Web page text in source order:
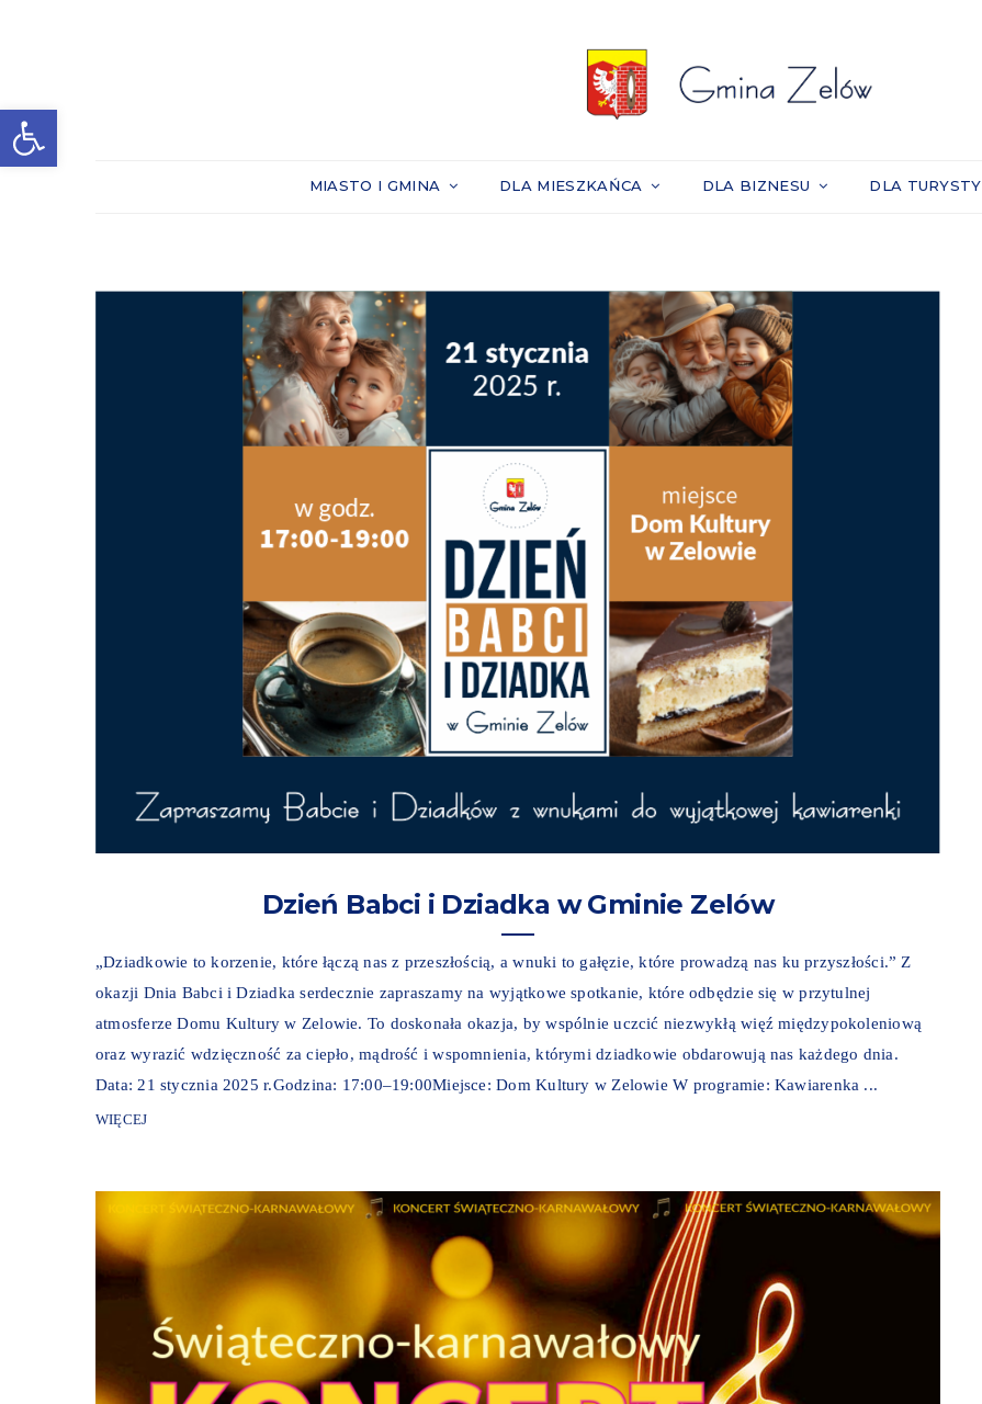
Otwórz pasek narzędzi
MIASTO I GMINA DLA MIESZKAŃCA DLA BIZNESU DLA TURYSTY
Dzień Babci i Dziadka w Gminie Zelów
„Dziadkowie to korzenie, które łączą nas z przeszłością, a wnuki to gałęzie, które prowadzą nas ku przyszłości.” Z
okazji Dnia Babci i Dziadka serdecznie zapraszamy na wyjątkowe spotkanie, które odbędzie się w przytulnej
atmosferze Domu Kultury w Zelowie. To doskonała okazja, by wspólnie uczcić niezwykłą więź międzypokoleniową
oraz wyrazić wdzięczność za ciepło, mądrość i wspomnienia, którymi dziadkowie obdarowują nas każdego dnia.
Data: 21 stycznia 2025 r.Godzina: 17:00–19:00Miejsce: Dom Kultury w Zelowie W programie: Kawiarenka ...
WIĘCEJ